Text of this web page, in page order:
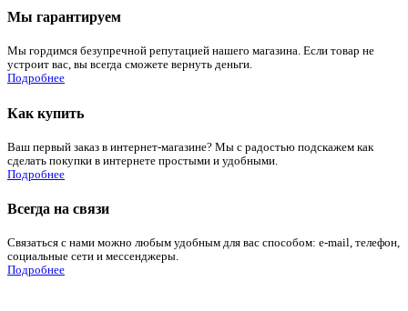
Мы гарантируем
Мы гордимся безупречной репутацией нашего магазина. Если товар не
устроит вас, вы всегда сможете вернуть деньги.
Подробнее
Как купить
Ваш первый заказ в интернет-магазине? Мы с радостью подскажем как
сделать покупки в интернете простыми и удобными.
Подробнее
Всегда на связи
Связаться с нами можно любым удобным для вас способом: e-mail, телефон,
социальные сети и мессенджеры.
Подробнее